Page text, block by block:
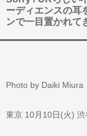
ーディエンスの耳
ンで一目置かれて
Photo by Daiki Miura
東京 10月10日(火) 渋